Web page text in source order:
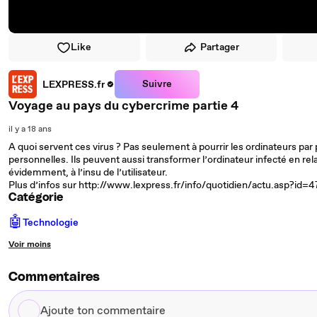
Like Partager
LEXPRESS.fr Suivre
Voyage au pays du cybercrime partie 4
il y a 18 ans
A quoi servent ces virus ? Pas seulement à pourrir les ordinateurs
personnelles. Ils peuvent aussi transformer l’ordinateur infecté en
évidemment, à l’insu de l’utilisateur.
Plus d’infos sur http://www.lexpress.fr/info/quotidien/
Catégorie
🤖Technologie
Voir moins
Commentaires